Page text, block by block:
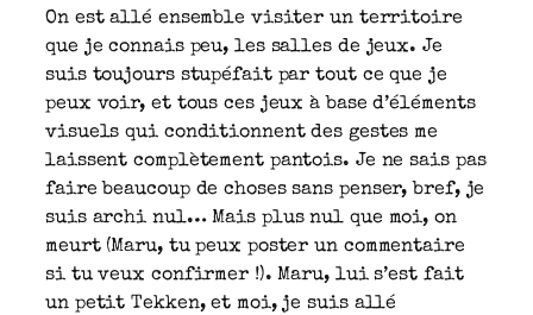
On est allé ensemble visiter un territoire
que je connais peu, les salles de jeux. Je
suis toujours stupéfait par tout ce que je
peux voir, et tous ces jeux à base d’éléments
visuels qui conditionnent des gestes me
laissent complètement pantois. Je ne sais pas
faire beaucoup de choses sans penser, bref, je
suis archi nul… Mais plus nul que moi, on
meurt (Maru, tu peux poster un commentaire
si tu veux confirmer !). Maru, lui s’est fait
un petit Tekken, et moi, je suis allé